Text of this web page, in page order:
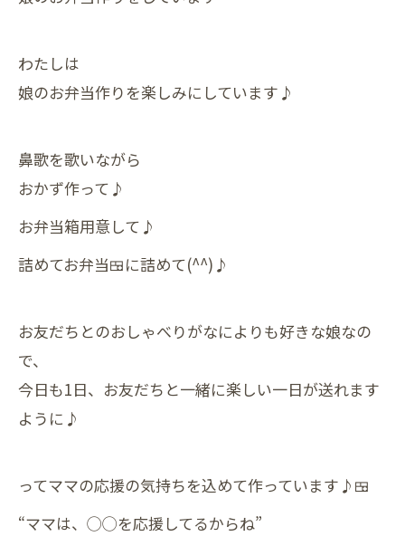
わたしは
娘のお弁当作りを楽しみにしています♪
鼻歌を歌いながら
おかず作って♪
お弁当箱用意して♪
詰めてお弁当🍱に詰めて(^^)♪
お友だちとのおしゃべりがなによりも好きな娘なの
で、
今日も1日、お友だちと一緒に楽しい一日が送れます
ように♪
ってママの応援の気持ちを込めて作っています♪🍱
“ママは、◯◯を応援してるからね”